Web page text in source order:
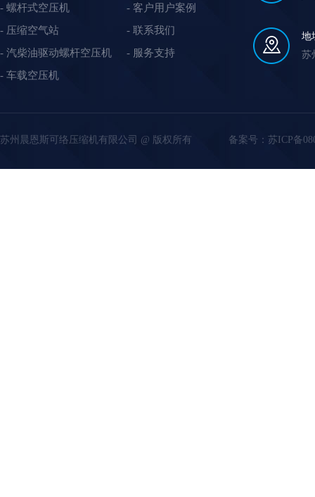
螺杆式空压机
压缩空气站
汽柴油驱动螺杆空压机
车载空压机
客户用户案例
联系我们
服务支持
地
苏
苏州晨恩斯可络压缩机有限公司 @ 版权所有 备案号： 苏ICP备